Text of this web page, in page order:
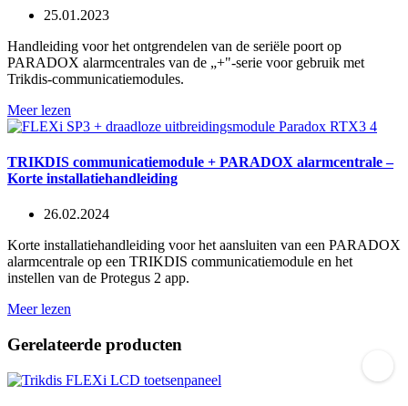
25.01.2023
Handleiding voor het ontgrendelen van de seriële poort op
PARADOX alarmcentrales van de „+"-serie voor gebruik met
Trikdis-communicatiemodules.
Meer lezen
TRIKDIS communicatiemodule + PARADOX alarmcentrale –
Korte installatiehandleiding
26.02.2024
Korte installatiehandleiding voor het aansluiten van een PARADOX
alarmcentrale op een TRIKDIS communicatiemodule en het
instellen van de Protegus 2 app.
Meer lezen
Gerelateerde producten